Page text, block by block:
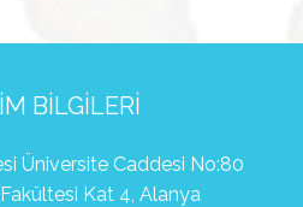
BILGILERI
Üniversite Caddesi No:80
Kat 4, Alanya